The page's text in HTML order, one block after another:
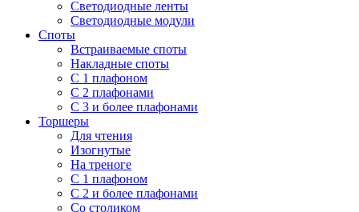
Светодиодные ленты
Светодиодные модули
Споты
Встраиваемые споты
Накладные споты
С 1 плафоном
С 2 плафонами
С 3 и более плафонами
Торшеры
Для чтения
Изогнутые
На треноге
С 1 плафоном
С 2 и более плафонами
Со столиком